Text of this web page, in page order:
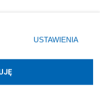
W3media.pl
ustawień prywatności
strony
wymagają zgody
się takiemu
zastosowania tylko
USTAWIENIA